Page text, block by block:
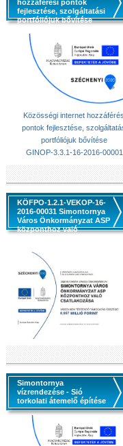
hozzáférési pontok
fejlesztése, szolgáltatási
portfóliójuk bővítése
Közösségi internet
pontok fejlesztése,
portfóliójuk bővítése
GINOP-3.3.1-16-2016-00001
KÖFPO-1.2.1-VEKOP-16-
2016-00031 Simontornya
Város Önkormányzat ASP
központhoz való
Simontornya
vízrendezése - Sió
torkolati átemelő építése